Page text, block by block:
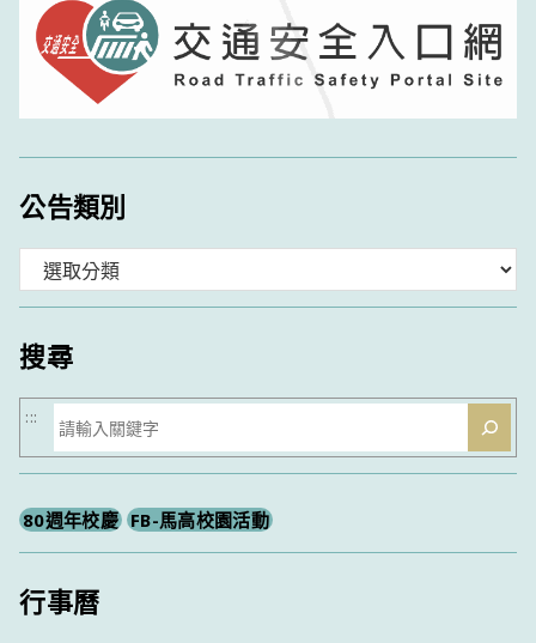
公告類別
類
搜尋
搜
尋
:::
80週年校慶 FB-馬高校園活動
行事曆